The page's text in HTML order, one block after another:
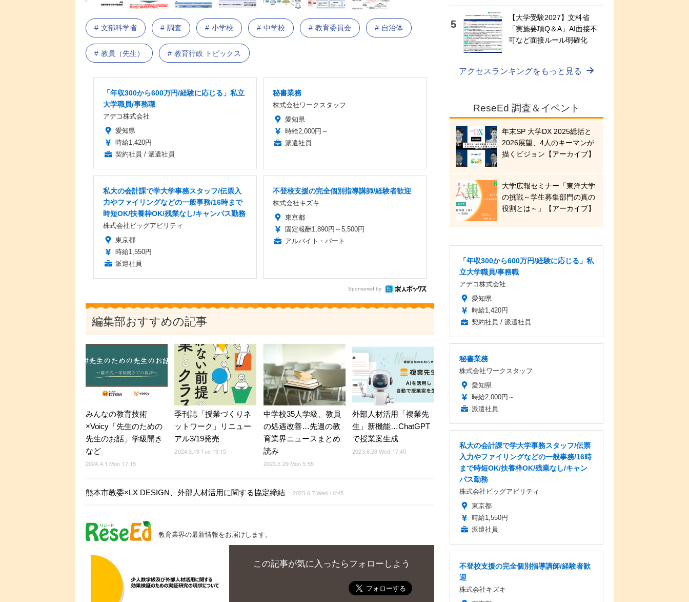
文部科学省 調査 小学校 中学校 教育委員会 自治体
教員（先生） 教育行政 トピックス
「年収300から600万円/経験に応じる」私立
大学職員/事務職
アデコ株式会社
愛知県
時給1,420円
契約社員 / 派遣社員
秘書業務
株式会社ワークスタッフ
愛知県
時給2,000円～
派遣社員
私大の会計課で学大学事務スタッフ/伝票入
力やファイリングなどの一般事務/16時まで
時短OK/扶養枠OK/残業なし/キャンパス勤務
株式会社ビッグアビリティ
東京都
時給1,550円
派遣社員
不登校支援の完全個別指導講師/経験者歓迎
株式会社キズキ
東京都
固定報酬1,890円～5,500円
アルバイト・パート
Sponsored by
編集部おすすめの記事
みんなの教育技術
×Voicy「先生のための
先生のお話」学級開き
など
2024.4.1 Mon 17:15
季刊誌「授業づくりネ
ットワーク」リニュー
アル3/19発売
2024.3.19 Tue 19:15
中学校35人学級、教員
の処遇改善…先週の教
育業界ニュースまとめ
読み
2023.5.29 Mon 5:55
外部人材活用「複業先
生」新機能…ChatGPT
で授業案生成
2023.6.28 Wed 17:45
熊本市教委×LX DESIGN、外部人材活用に関する協定締結 2023.6.7 Wed 10:45
教育業界の最新情報をお届けします。
この記事が気に入ったらフォローしよう
【大学受験2027】文科省
「実施要項Q＆A」AI面接不
可など面接ルール明確化
アクセスランキングをもっと見る
ReseEd 調査＆イベント
年末SP 大学DX 2025総括と
2026展望、4人のキーマンが
描くビジョン【アーカイブ】
大学広報セミナー「東洋大学
の挑戦～学生募集部門の真の
役割とは～」【アーカイブ】
「年収300から600万円/経験に応じる」私
立大学職員/事務職
アデコ株式会社
愛知県
時給1,420円
契約社員 / 派遣社員
秘書業務
株式会社ワークスタッフ
愛知県
時給2,000円～
派遣社員
私大の会計課で学大学事務スタッフ/伝票
入力やファイリングなどの一般事務/16時
まで時短OK/扶養枠OK/残業なし/キャン
パス勤務
株式会社ビッグアビリティ
東京都
時給1,550円
派遣社員
不登校支援の完全個別指導講師/経験者歓
迎
株式会社キズキ